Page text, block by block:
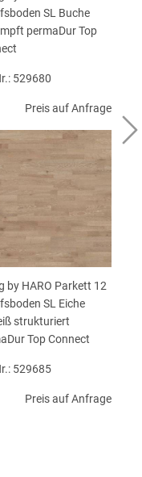
SL Buche
permaDur Top
529680
Preis auf Anfrage
by HARO Parkett 12
SL Eiche
strukturiert
Top Connect
529685
Preis auf Anfrage